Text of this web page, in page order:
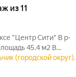
из 11
"Центр Сити" В р-
45.4 м2 В
(городской округ).